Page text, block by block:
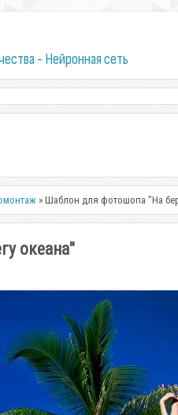
- Нейронная сеть
» Шаблон для фотошопа "На
океана"